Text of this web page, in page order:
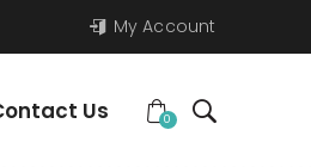
Us 0
My Account